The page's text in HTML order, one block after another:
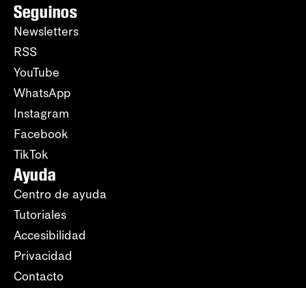
Seguinos
Newsletters
RSS
YouTube
WhatsApp
Instagram
Facebook
TikTok
Ayuda
Centro de ayuda
Tutoriales
Accesibilidad
Privacidad
Contacto